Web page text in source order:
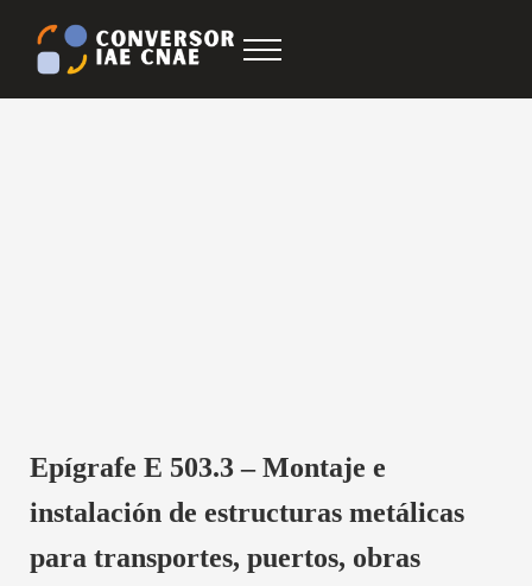
Conversor IAE CNAE
Menu
Epígrafe E 503.3 – Montaje e
instalación de estructuras metálicas
para transportes, puertos, obras